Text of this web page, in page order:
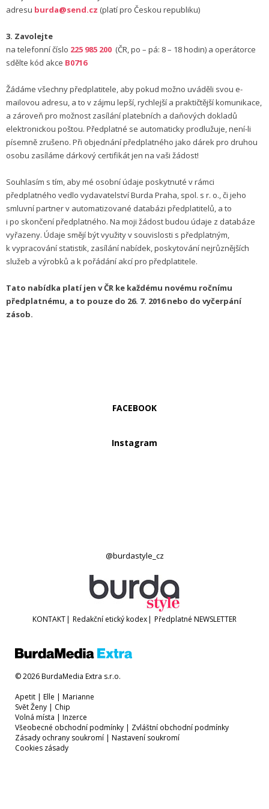
adresu burda@send.cz (platí pro Českou republiku)
3. Zavolejte
na telefonní číslo 225 985 200 (ČR, po – pá: 8 – 18 hodin) a operátorce
sdělte kód akce B0716
Žádáme všechny předplatitele, aby pokud možno uváděli svou e-
mailovou adresu, a to v zájmu lepší, rychlejší a praktičtější komunikace,
a zároveň pro možnost zasílání platebních a daňových dokladů
elektronickou poštou. Předplatné se automaticky prodlužuje, není-li
písemně zrušeno. Při objednání předplatného jako dárek pro druhou
osobu zasíláme dárkový certifikát jen na vaši žádost!
Souhlasím s tím, aby mé osobní údaje poskytnuté v rámci
předplatného vedlo vydavatelství Burda Praha, spol. s r. o., či jeho
smluvní partner v automatizované databázi předplatitelů, a to
i po skončení předplatného. Na moji žádost budou údaje z databáze
vyřazeny. Údaje smějí být využity v souvislosti s předplatným,
k vypracování statistik, zasílání nabídek, poskytování nejrůznějších
služeb a výrobků a k pořádání akcí pro předplatitele.
Tato nabídka platí jen v ČR ke každému novému ročnímu
předplatnému, a to pouze do 26. 7. 2016 nebo do vyčerpání
zásob.
FACEBOOK
Instagram
@burdastyle_cz
KONTAKT| Redakční etický kodex| Předplatné NEWSLETTER
© 2026 BurdaMedia Extra s.r.o.
Apetit | Elle | Marianne
Svět Ženy | Chip
Volná místa | Inzerce
Všeobecné obchodní podmínky | Zvláštní obchodní podmínky
Zásady ochrany soukromí | Nastavení soukromí
Cookies zásady